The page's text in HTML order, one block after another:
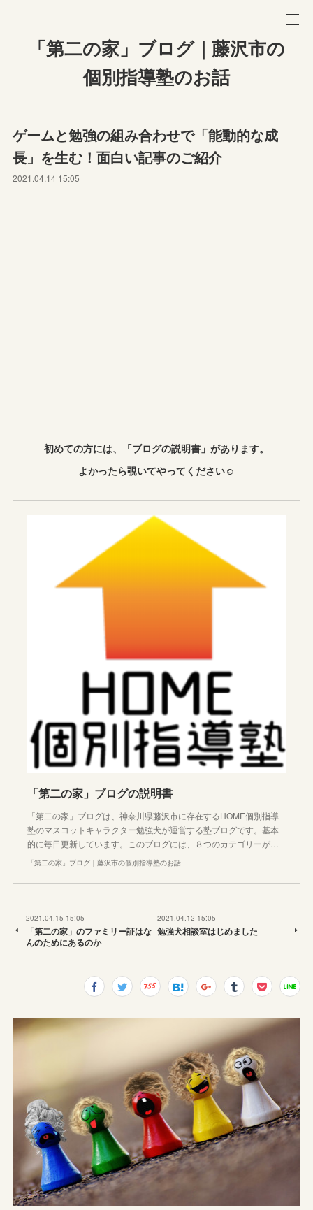
「第二の家」ブログ｜藤沢市の
個別指導塾のお話
ゲームと勉強の組み合わせで「能動的な成
長」を生む！面白い記事のご紹介
2021.04.14 15:05
初めての方には、「ブログの説明書」があります。
よかったら覗いてやってください☺︎
「第二の家」ブログの説明書
「第二の家」ブログは、神奈川県藤沢市に存在するHOME個別指導
塾のマスコットキャラクター勉強犬が運営する塾ブログです。基本
的に毎日更新しています。このブログには、８つのカテゴリーが…
「第二の家」ブログ｜藤沢市の個別指導塾のお話
2021.04.15 15:05
「第二の家」のファミリー証はな
んのためにあるのか
2021.04.12 15:05
勉強犬相談室はじめました